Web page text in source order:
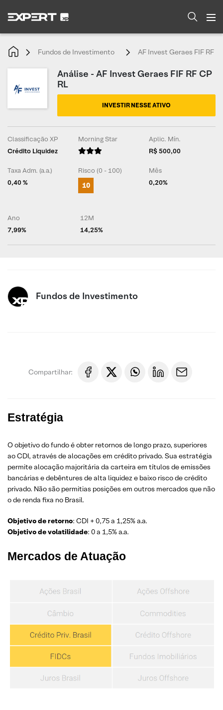
Fundos de Investimento AF Invest Geraes FIF RF
Análise - AF Invest Geraes FIF RF CP
RL
INVESTIR NESSE ATIVO
Classificação XP
Crédito Liquidez
Morning Star
Aplic. Mín.
R$ 500,00
Taxa Adm. (a.a.)
0,40 %
Risco (0 - 100)
10
Mês
0,20%
Ano
7,99%
12M
14,25%
Fundos de Investimento
Compartilhar:
Estratégia
O objetivo do fundo é obter retornos de longo prazo, superiores
ao CDI, através de alocações em crédito privado. Sua estratégia
permite alocação majoritária da carteira em títulos de emissões
bancárias e debêntures de alta liquidez e baixo risco de crédito
privado. Não são permitias posições em outros mercados que não
o de renda fixa no Brasil.
Objetivo de retorno: CDI + 0,75 a 1,25% a.a.
Objetivo de volatilidade: 0 a 1,5% a.a.
Mercados de Atuação